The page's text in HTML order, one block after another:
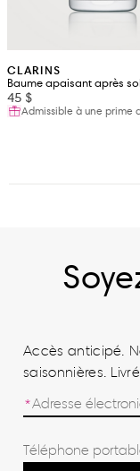
CLARINS
Baume apaisant après
45 $
Admissible à une prime
Accès anticipé.
saisonnières.